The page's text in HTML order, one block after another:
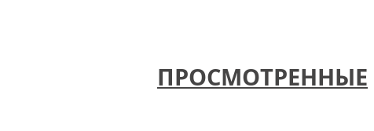
ПРОСМОТРЕННЫЕ